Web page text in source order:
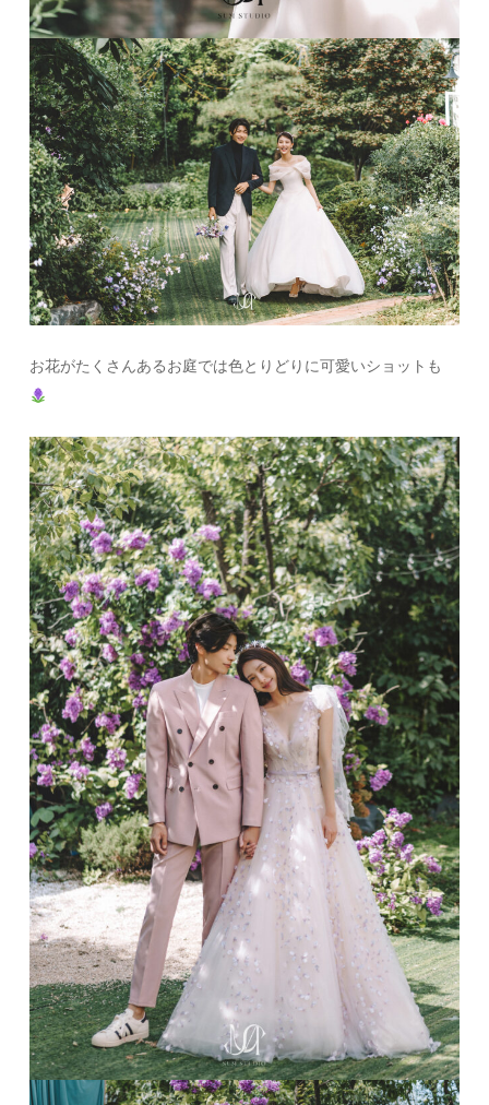
お花がたくさんあるお庭では色とりどりに可愛いショットも